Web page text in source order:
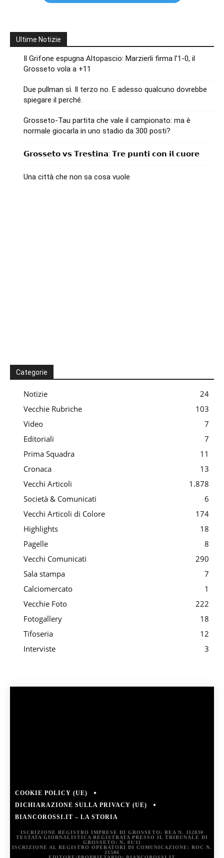
Ultime Notizie
Il Grifone espugna Altopascio: Marzierli firma l’1-0, il
Grosseto vola a +11
Due pullman sì. Il terzo no. E adesso qualcuno dovrebbe
spiegare il perché.
Grosseto-Tau partita che vale il campionato: ma è
normale giocarla in uno stadio da 300 posti?
𝗚𝗿𝗼𝘀𝘀𝗲𝘁𝗼 𝘃𝘀 𝗧𝗿𝗲𝘀𝘁𝗶𝗻𝗮: 𝗧𝗿𝗲 𝗽𝘂𝗻𝘁𝗶 𝗰𝗼𝗻 𝗶𝗹 𝗰𝘂𝗼𝗿𝗲
Una città che non sa cosa vuole
Categorie
Notizie
24
Vecchie Rubriche
103
Video
7
Editoriali
7
Prima Squadra
11
Cronaca
13
Vecchi Articoli
1.878
Società & Comunicati
6
Vecchi Articoli di Colore
174
Highlights
18
Pagelle
8
Vecchi Comunicati
290
Sala stampa
7
Calciomercato
1
Vecchie Foto
222
Fotogallery
18
Tifoseria
12
Interviste
3
COOKIE POLICY (UE)
DICHIARAZIONE SULLA PRIVACY (UE)
BIANCOROSSI.IT – LA STORIA
ISCRIZIONE REGISTRO IMPRESE DI GROSSETO: REA N. 112830
TESTATA GIORNALISTICA REGISTRATA PRESSO IL TRIBUNALE DI
GROSSETO: N. 01/11
ISCRIZIONE AL REGISTRO OPERATORI DI COMUNICAZIONE: ROC N.
21506